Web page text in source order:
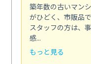
築年数の古いマン
がひどく、市販品
スタッフの方は、
感...
もっと見る